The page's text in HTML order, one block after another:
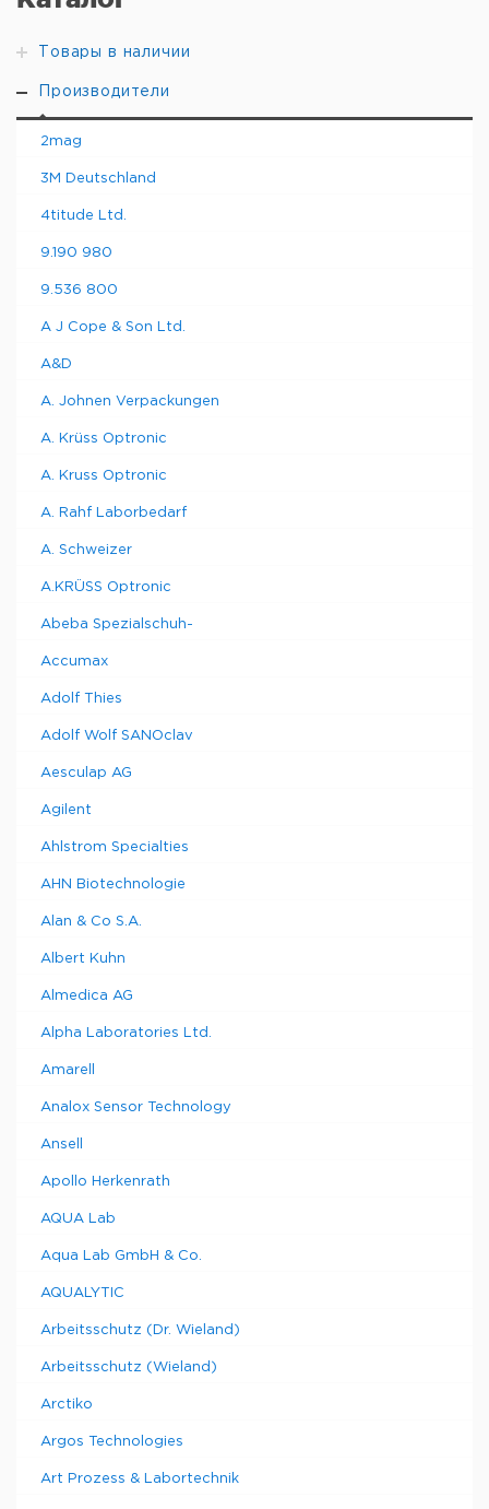
Товары в наличии
Производители
2mag
3M Deutschland
4titude Ltd.
9.190 980
9.536 800
A J Cope & Son Ltd.
A&D
A. Johnen Verpackungen
A. Krüss Optronic
A. Kruss Optronic
A. Rahf Laborbedarf
A. Schweizer
A.KRÜSS Optronic
Abeba Spezialschuh-
Accumax
Adolf Thies
Adolf Wolf SANOclav
Aesculap AG
Agilent
Ahlstrom Specialties
AHN Biotechnologie
Alan & Co S.A.
Albert Kuhn
Almedica AG
Alpha Laboratories Ltd.
Amarell
Analox Sensor Technology
Ansell
Apollo Herkenrath
AQUA Lab
Aqua Lab GmbH & Co.
AQUALYTIC
Arbeitsschutz (Dr. Wieland)
Arbeitsschutz (Wieland)
Arctiko
Argos Technologies
Art Prozess & Labortechnik